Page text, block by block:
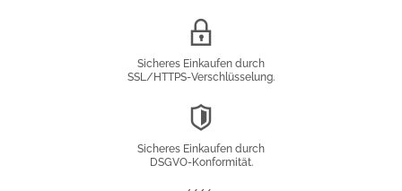
Sicheres Einkaufen durch
SSL/HTTPS-Verschlüsselung.
Sicheres Einkaufen durch
DSGVO-Konformität.